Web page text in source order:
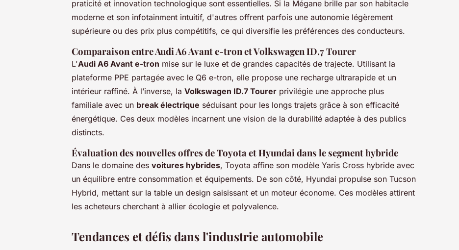
praticité et innovation technologique sont essentielles. Si la Mégane brille par son habitacle
moderne et son infotainment intuitif, d'autres offrent parfois une autonomie légèrement
supérieure ou des prix plus compétitifs, ce qui diversifie les préférences des conducteurs.
Comparaison entre Audi A6 Avant e-tron et Volkswagen ID.7 Tourer
L'Audi A6 Avant e-tron mise sur le luxe et de grandes capacités de trajecte. Utilisant la
plateforme PPE partagée avec le Q6 e-tron, elle propose une recharge ultrarapide et un
intérieur raffiné. À l’inverse, la Volkswagen ID.7 Tourer privilégie une approche plus
familiale avec un break électrique séduisant pour les longs trajets grâce à son efficacité
énergétique. Ces deux modèles incarnent une vision de la durabilité adaptée à des publics
distincts.
Évaluation des nouvelles offres de Toyota et Hyundai dans le segment hybride
Dans le domaine des voitures hybrides, Toyota affine son modèle Yaris Cross hybride avec
un équilibre entre consommation et équipements. De son côté, Hyundai propulse son Tucson
Hybrid, mettant sur la table un design saisissant et un moteur économe. Ces modèles attirent
les acheteurs cherchant à allier écologie et polyvalence.
Tendances et défis dans l'industrie automobile